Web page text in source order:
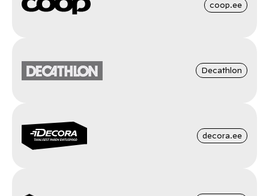
coop.ee
Decathlon
decora.ee